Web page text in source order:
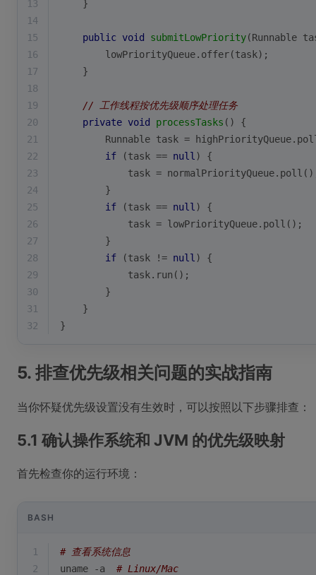
13
    }
14
15
public void submitLowPriority(Runnable
16
        lowPriorityQueue.offer(task);
17
    }
18
19
// 工作线程按优先级顺序处理任务
20
private void processTasks ()
{
21
Runnable task =
22
if (task == null ) {
23
task =
24
        }
25
if (task == null ) {
26
            task = lowPriorityQueue.poll();
27
        }
28
if (task != null ) {
29
            task.run();
30
        }
31
    }
32
}
5. 排查优先级相关问题的实战指南
当你怀疑优先级设置没有生效时，可以按照以下步骤排查：
5.1 确认操作系统和 JVM 的优先级映射
首先检查你的运行环境：
BASH
1
# 查看系统信息
2
uname -a # Linux/Mac